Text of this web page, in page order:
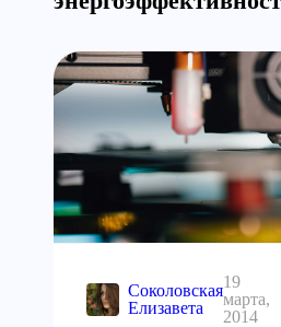
Соколовская
Елизавета
19
марта,
2014